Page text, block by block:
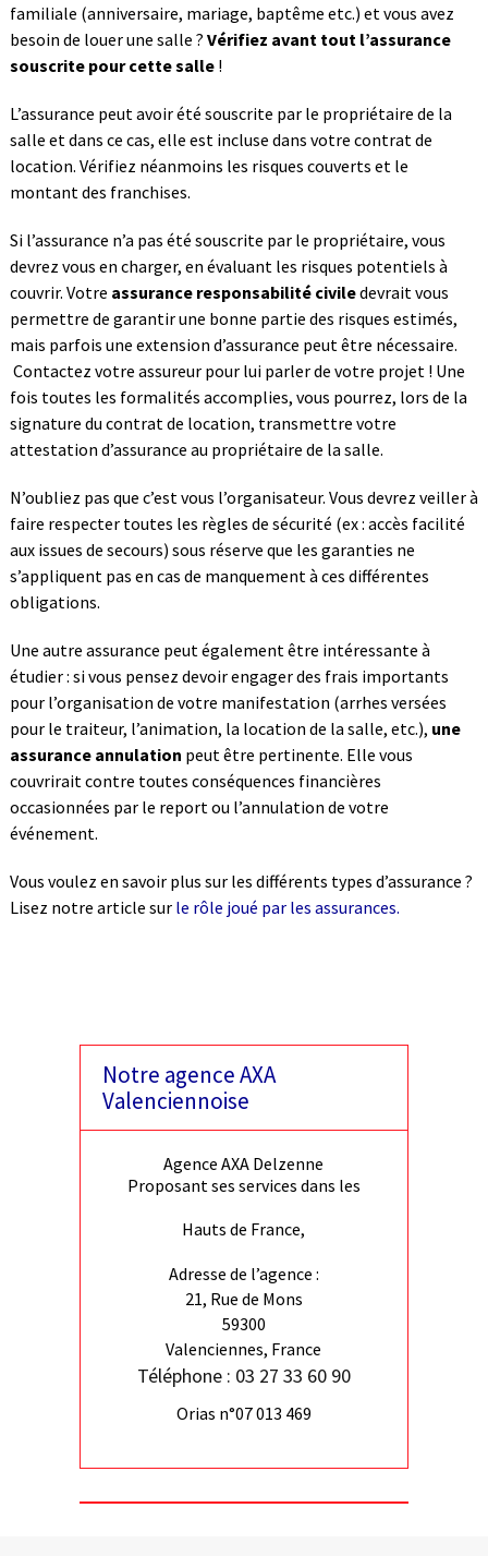
familiale (anniversaire, mariage, baptême etc.) et vous avez
besoin de louer une salle ? Vérifiez avant tout l’assurance
souscrite pour cette salle!
L’assurance peut avoir été souscrite par le propriétaire de la
salle et dans ce cas, elle est incluse dans votre contrat de
location. Vérifiez néanmoins les risques couverts et le
montant des franchises.
Si l’assurance n’a pas été souscrite par le propriétaire, vous
devrez vous en charger, en évaluant les risques potentiels à
couvrir. Votre assurance responsabilité civiledevrait vous
permettre de garantir une bonne partie des risques estimés,
mais parfois une extension d’assurance peut être nécessaire.
Contactez votre assureur pour lui parler de votre projet ! Une
fois toutes les formalités accomplies, vous pourrez, lors de la
signature du contrat de location, transmettre votre
attestation d’assurance au propriétaire de la salle.
N’oubliez pas que c’est vous l’organisateur. Vous devrez veiller à
faire respecter toutes les règles de sécurité (ex : accès facilité
aux issues de secours) sous réserve que les garanties ne
s’appliquent pas en cas de manquement à ces différentes
obligations.
Une autre assurance peut également être intéressante à
étudier : si vous pensez devoir engager des frais importants
pour l’organisation de votre manifestation (arrhes versées
pour le traiteur, l’animation, la location de la salle, etc.), une
assurance annulation peut être pertinente. Elle vous
couvrirait contre toutes conséquences financières
occasionnées par le report ou l’annulation de votre
événement.
Vous voulez en savoir plus sur les différents types d’assurance ?
Lisez notre article sur le rôle joué par les assurances.
Notre agence AXA
Valenciennoise
Agence AXA Delzenne
Proposant ses services dans les
Hauts de France,
Adresse de l’agence :
21, Rue de Mons
59300
Valenciennes, France
Téléphone : 03 27 33 60 90
Orias n°07 013 469